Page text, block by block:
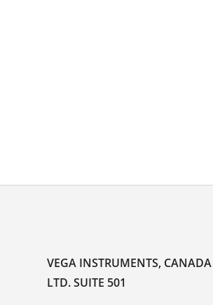
VEGA INSTRUMENTS, CANADA
LTD. SUITE 501